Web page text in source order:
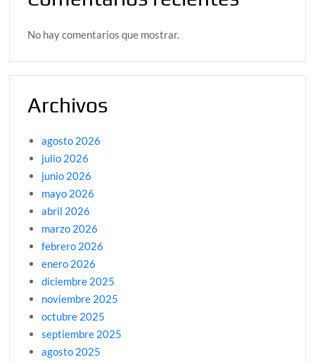
No hay comentarios que mostrar.
Archivos
agosto 2026
julio 2026
junio 2026
mayo 2026
abril 2026
marzo 2026
febrero 2026
enero 2026
diciembre 2025
noviembre 2025
octubre 2025
septiembre 2025
agosto 2025